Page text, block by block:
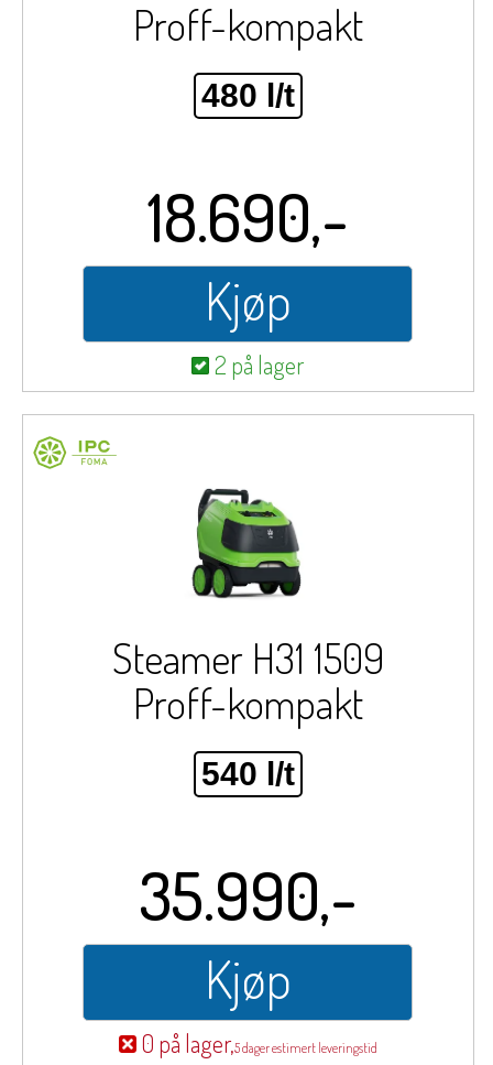
Proff-kompakt
480 l/t
18.690,-
Kjøp
2 på lager
Steamer H31 1509
Proff-kompakt
540 l/t
35.990,-
Kjøp
0 på lager,5 dager estimert leveringstid